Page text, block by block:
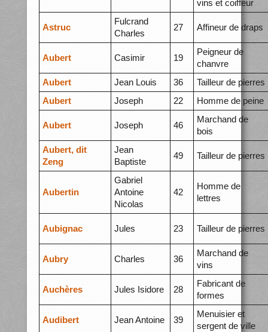
vins et coiffeur
Astruc
Fulcrand
Charles
27 Affineur de draps
Aubert Casimir 19
Peigneur de
chanvre
Aubert
Jean Louis 36
Tailleur de pierres
Aubert
Joseph 22 Homme de peine
Aubert Joseph 46
Marchand de
bois
Aubert, dit
Zeng
Jean
Baptiste
49 Tailleur de pierres
Aubertin
Gabriel
Antoine
Nicolas
42
Homme de
lettres
Aubignac Jules 23 Tailleur de pierres
Aubry Charles 36
Marchand de
vins
Auchères Jules Isidore 28
Fabricant de
formes
Audibert Jean Antoine 39
Menuisier et
sergent de ville